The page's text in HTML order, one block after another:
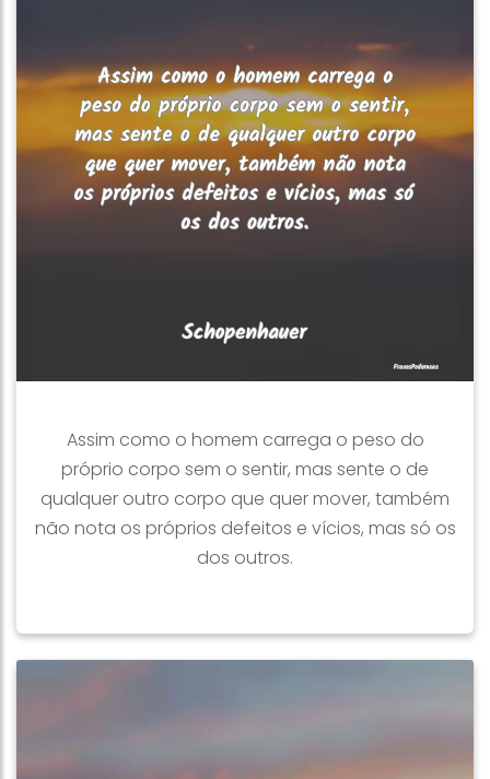
Assim como o homem carrega o peso do
próprio corpo sem o sentir, mas sente o de
qualquer outro corpo que quer mover, também
não nota os próprios defeitos e vícios, mas só os
dos outros.